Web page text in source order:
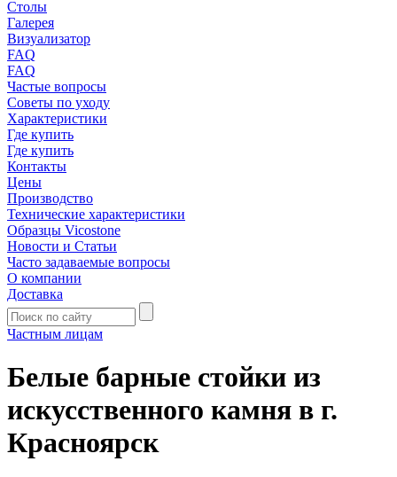
Столы
Галерея
Визуализатор
FAQ
FAQ
Частые вопросы
Советы по уходу
Характеристики
Где купить
Где купить
Контакты
Цены
Производство
Технические характеристики
Образцы Vicostone
Новости и Статьи
Часто задаваемые вопросы
О компании
Доставка
Частным лицам
Белые барные стойки из
искусственного камня в г.
Красноярск